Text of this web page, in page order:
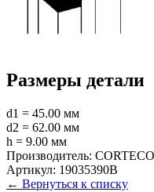
Размеры детали
d1 = 45.00 мм
d2 = 62.00 мм
h = 9.00 мм
Производитель: CORTECO
Артикул: 19035390B
← Вернуться к списку